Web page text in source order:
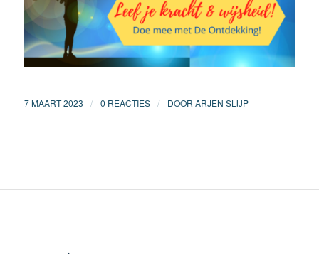
7 MAART 2023 / 0 REACTIES / DOOR ARJEN SLIJP